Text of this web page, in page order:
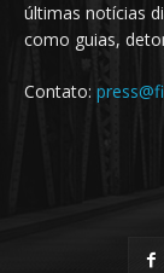
últimas notícias
como guias,
Contato: